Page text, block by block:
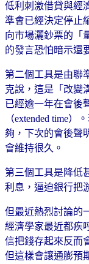
低利刺激借貸與經
準會已經決定停止
向市場灑鈔票的「
的發言恐怕暗示還
第二個工具是由聯
克說，這是「改變
已經逾一年在會後
（extended time
夠，下次的會後聲
會維持很久。
第三個工具是降低
利息，逼迫銀行把
但最近熱烈討論的
經濟學家最近都疾
信把錢存起來反而
但這樣會讓通膨預